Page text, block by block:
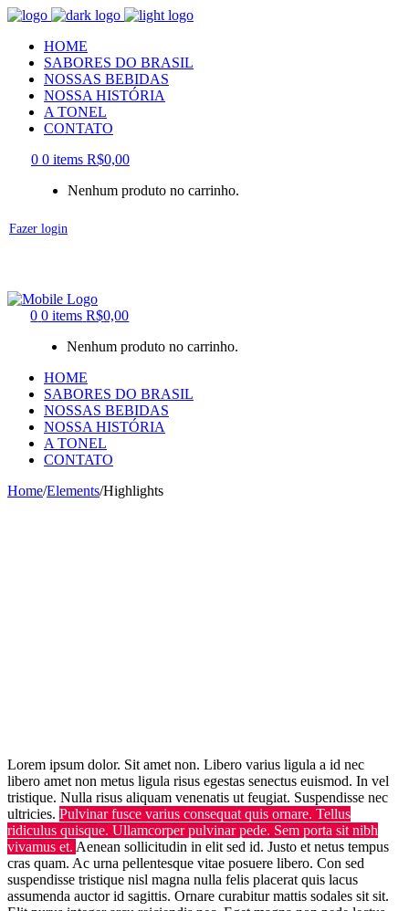
HOME
SABORES DO BRASIL
NOSSAS BEBIDAS
NOSSA HISTÓRIA
A TONEL
CONTATO
0 0 items R$0,00
Nenhum produto no carrinho.
Fazer login
0 0 items R$0,00
Nenhum produto no carrinho.
HOME
SABORES DO BRASIL
NOSSAS BEBIDAS
NOSSA HISTÓRIA
A TONEL
CONTATO
Home/Elements/Highlights
Lorem ipsum dolor. Sit amet non. Libero varius ligula a id nec
libero amet non metus ligula risus egestas senectus euismod. In vel
tristique. Nulla risus aliquam venenatis ut feugiat. Suspendisse nec
ultricies. Pulvinar fusce varius consequat quis ornare. Tellus
ridiculus quisque. Ullamcorper pulvinar pede. Sem porta sit nibh
vivamus et. Aenean sollicitudin in elit sed id. Justo et netus tempus
cras quam. Ac urna pellentesque vitae posuere libero. Con sed
suspendisse tristique nisl magna nulla felis placerat quis lacus
assumenda auctor id sagittis. Ornare curabitur mattis sodales sit sit.